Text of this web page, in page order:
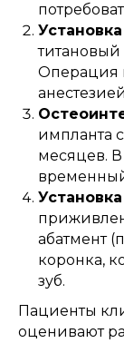
титановый
Операция
импланта
месяцев. В
абатмент
коронка,
зуб.
Пациенты
оценивают